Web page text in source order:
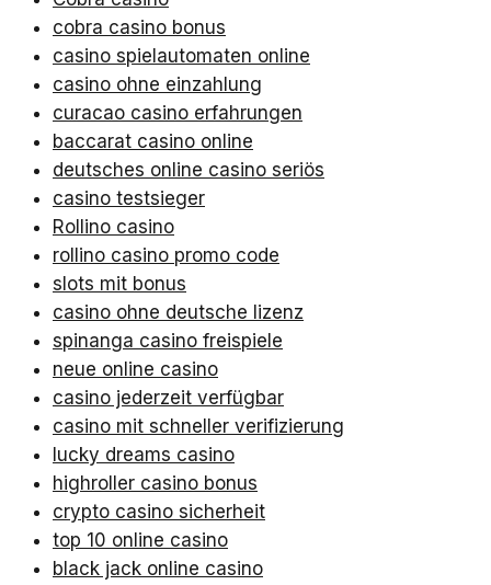
cobra casino bonus
casino spielautomaten online
casino ohne einzahlung
curacao casino erfahrungen
baccarat casino online
deutsches online casino seriös
casino testsieger
Rollino casino
rollino casino promo code
slots mit bonus
casino ohne deutsche lizenz
spinanga casino freispiele
neue online casino
casino jederzeit verfügbar
casino mit schneller verifizierung
lucky dreams casino
highroller casino bonus
crypto casino sicherheit
top 10 online casino
black jack online casino